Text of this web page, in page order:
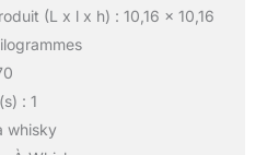
(L x l x h) : 10,16 x 10,16
: 1
whisky